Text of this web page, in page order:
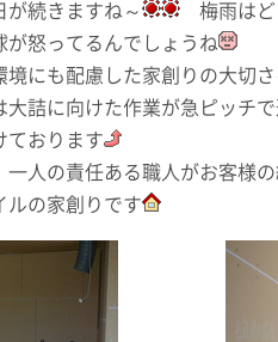
続きますね～
梅雨はど
が怒ってるんでしょうね
にも配慮した家創りの大切
大詰に向けた作業が急ピッチ
ております
一人の責任ある職人がお客様
ルの家創りです